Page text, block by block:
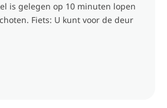
is gelegen op 10 minuten lopen
Fiets: U kunt voor de deur